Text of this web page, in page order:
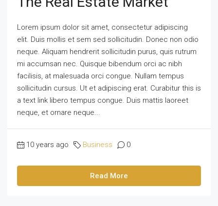
Lorem ipsum dolor sit amet, consectetur adipiscing
elit. Duis mollis et sem sed sollicitudin. Donec non odio
neque. Aliquam hendrerit sollicitudin purus, quis rutrum
mi accumsan nec. Quisque bibendum orci ac nibh
facilisis, at malesuada orci congue. Nullam tempus
sollicitudin cursus. Ut et adipiscing erat. Curabitur this is
a text link libero tempus congue. Duis mattis laoreet
neque, et ornare neque...
10 years ago Business 0
Read More